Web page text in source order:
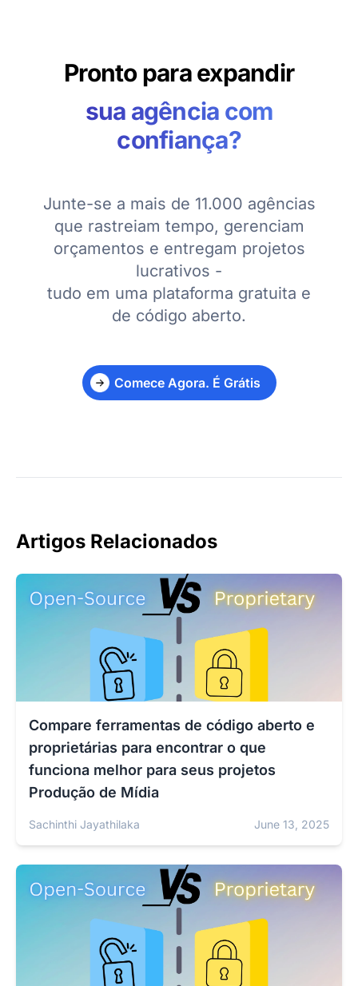
Pronto para expandir
sua agência com
confiança?
Junte-se a mais de 11.000 agências
que rastreiam tempo, gerenciam
orçamentos e entregam projetos
lucrativos -
tudo em uma plataforma gratuita e
de código aberto.
Comece Agora. É Grátis
Artigos Relacionados
Compare ferramentas de código aberto e
proprietárias para encontrar o que
funciona melhor para seus projetos
Produção de Mídia
Sachinthi Jayathilaka June 13, 2025